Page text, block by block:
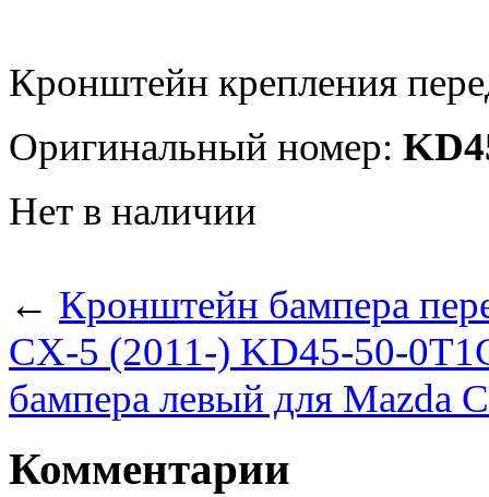
Кронштейн крепления
Оригинальный номер:
Нет в наличии
← Кронштейн бампера
CX-5 (2011-) KD45-50-
бампера левый для Mazda
Комментарии